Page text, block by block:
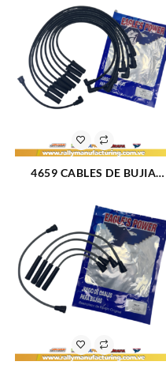
6CIL (TAPA CLAVO) 8 MM
(1480)
4659 CABLES DE BUJIA
(87-96) 8CIL (CARBURADO) 8
MM (411)